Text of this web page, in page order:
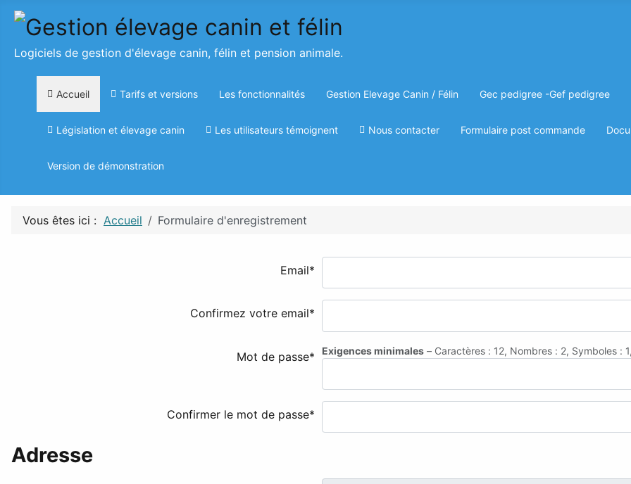
Logiciels de gestion d'élevage canin, félin et pension animale.
Accueil Tarifs et versions Les fonctionnalités Gestion Elevage Canin / Félin Gec pedigree -Gef pedigree
Législation et élevage canin Les utilisateurs témoignent Nous contacter Formulaire post commande
Version de démonstration
Vous êtes ici : Accueil Formulaire d'enregistrement
Email*
Confirmez votre email*
Mot de passe* Exigences minimales– Caractères : 12, Nombres : 2, Symboles :
Confirmer le mot de passe*
Adresse